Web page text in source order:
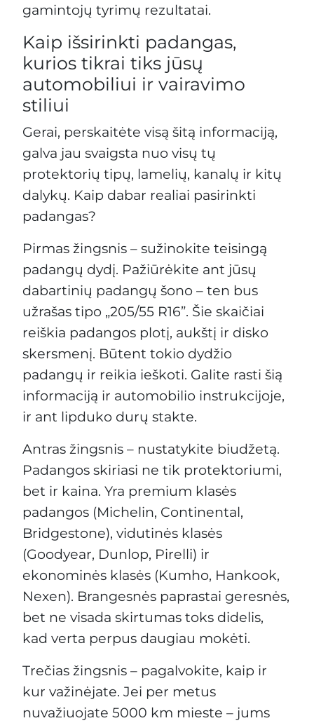
gamintojų tyrimų rezultatai.
Kaip išsirinkti padangas,
kurios tikrai tiks jūsų
automobiliui ir vairavimo
stiliui
Gerai, perskaitėte visą šitą informaciją,
galva jau svaigsta nuo visų tų
protektorių tipų, lamelių, kanalų ir kitų
dalykų. Kaip dabar realiai pasirinkti
padangas?
Pirmas žingsnis – sužinokite teisingą
padangų dydį. Pažiūrėkite ant jūsų
dabartinių padangų šono – ten bus
užrašas tipo „205/55 R16”. Šie skaičiai
reiškia padangos plotį, aukštį ir disko
skersmenį. Būtent tokio dydžio
padangų ir reikia ieškoti. Galite rasti šią
informaciją ir automobilio instrukcijoje,
ir ant lipduko durų stakte.
Antras žingsnis – nustatykite biudžetą.
Padangos skiriasi ne tik protektoriumi,
bet ir kaina. Yra premium klasės
padangos (Michelin, Continental,
Bridgestone), vidutinės klasės
(Goodyear, Dunlop, Pirelli) ir
ekonominės klasės (Kumho, Hankook,
Nexen). Brangesnės paprastai geresnės,
bet ne visada skirtumas toks didelis,
kad verta perpus daugiau mokėti.
Trečias žingsnis – pagalvokite, kaip ir
kur važinėjate. Jei per metus
nuvažiuojate 5000 km mieste – jums